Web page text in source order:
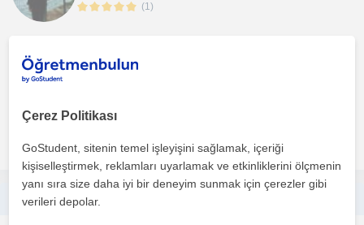
(1)
katı modelleme programı olan SolidWorks üzerine öz...
Çerez Politikası
GoStudent, sitenin temel işleyişini sağlamak, içeriği
kişiselleştirmek, reklamları uyarlamak ve etkinliklerini ölçmenin
yanı sıra size daha iyi bir deneyim sunmak için çerezler gibi
verileri depolar.